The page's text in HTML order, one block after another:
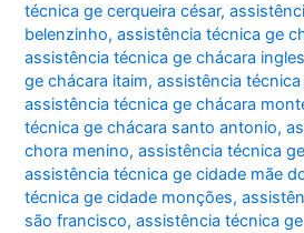
técnica ge cerqueira césar,
belenzinho,assistência técnica ge
assistência técnica ge chácara
ge chácara itaim,assistência
assistência técnica ge chácara
técnica ge chácara santo antonio,
chora menino,assistência técnica
assistência técnica ge cidade mãe
técnica ge cidade monções,
são francisco,assistência técnica